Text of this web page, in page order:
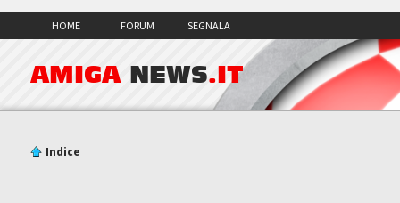
HOME FORUM SEGNALA
AMIGA NEWS.IT
Indice